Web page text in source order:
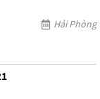
Hải Phòng